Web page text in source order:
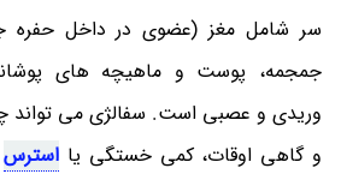
سر شامل مغز (عضوی در داخل حفره
جمجمه، پوست و ماهیچه های
وریدی و عصبی است. سفالژی می تواند
و گاهی اوقات، کمی خستگی یا استرس